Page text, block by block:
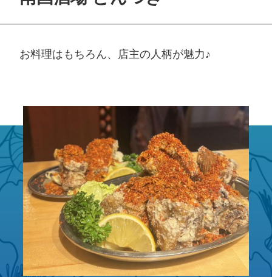
お料理はもちろん、店主の人柄が魅力♪